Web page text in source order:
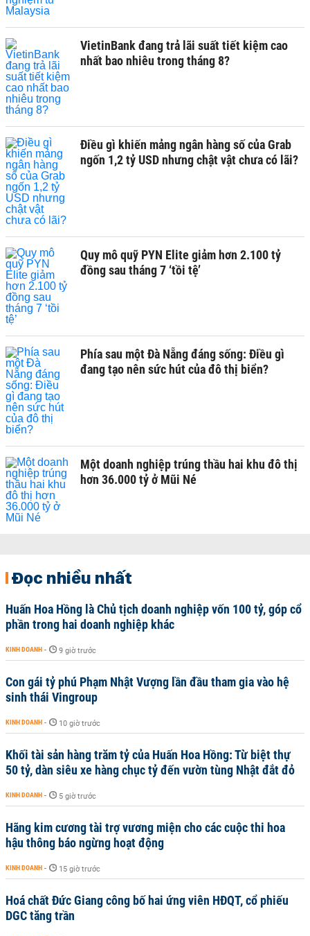
VietinBank đang trả lãi suất tiết kiệm cao
nhất bao nhiêu trong tháng 8?
Điều gì khiến mảng ngân hàng số của Grab
ngốn 1,2 tỷ USD nhưng chật vật chưa có lãi?
Quy mô quỹ PYN Elite giảm hơn 2.100 tỷ
đồng sau tháng 7 ‘tồi tệ’
Phía sau một Đà Nẵng đáng sống: Điều gì
đang tạo nên sức hút của đô thị biển?
Một doanh nghiệp trúng thầu hai khu đô thị
hơn 36.000 tỷ ở Mũi Né
Đọc nhiều nhất
Huấn Hoa Hồng là Chủ tịch doanh nghiệp vốn 100 tỷ, góp cổ
phần trong hai doanh nghiệp khác
KINH DOANH - 9 giờ trước
Con gái tỷ phú Phạm Nhật Vượng lần đầu tham gia vào hệ
sinh thái Vingroup
KINH DOANH - 10 giờ trước
Khối tài sản hàng trăm tỷ của Huấn Hoa Hồng: Từ biệt thự
50 tỷ, dàn siêu xe hàng chục tỷ đến vườn tùng Nhật đắt đỏ
KINH DOANH - 5 giờ trước
Hãng kim cương tài trợ vương miện cho các cuộc thi hoa
hậu thông báo ngừng hoạt động
KINH DOANH - 15 giờ trước
Hoá chất Đức Giang công bố hai ứng viên HĐQT, cổ phiếu
DGC tăng trần